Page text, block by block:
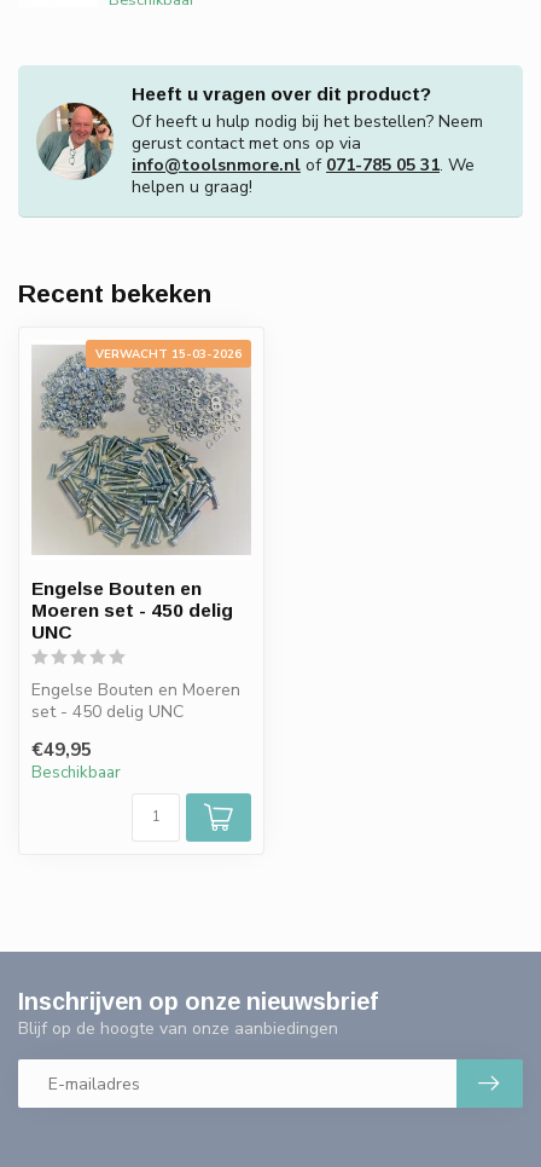
Heeft u vragen over dit product?
Of heeft u hulp nodig bij het bestellen? Neem
gerust contact met ons op via
info@toolsnmore.nl of 071-785 05 31. We
helpen u graag!
Recent bekeken
VERWACHT 15-03-2026
Engelse Bouten en
Moeren set - 450 delig
UNC
Engelse Bouten en Moeren
set - 450 delig UNC
€49,95
Beschikbaar
Inschrijven op onze nieuwsbrief
Blijf op de hoogte van onze aanbiedingen